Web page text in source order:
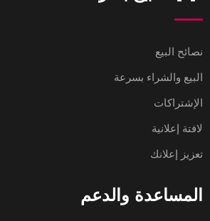
نصائح البيع
البيع والشراء بسرعة
الإشتراكات
لافتة إعلانية
تعزيز إعلانك
المساعدة والدعم